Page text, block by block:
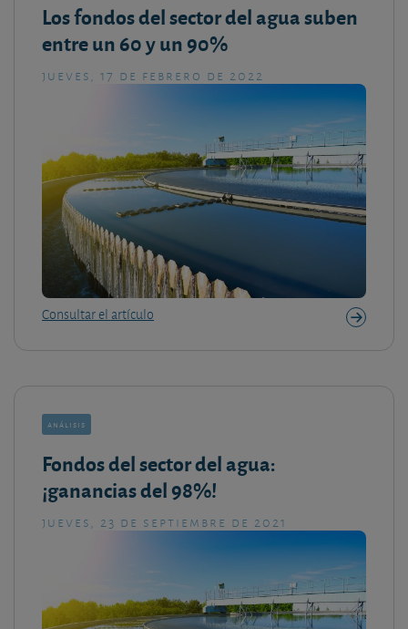
Los fondos del sector del agua suben
entre un 60 y un 90%
jueves, 17 de febrero de 2022
Consultar el artículo
análisis
Fondos del sector del agua:
¡ganancias del 98%!
jueves, 23 de septiembre de 2021